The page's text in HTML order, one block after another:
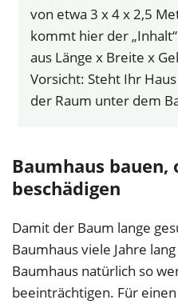
von etwa 3 x 4 x 2,5
kommt hier der
aus Länge x Breite x
Vorsicht: Steht Ihr
der Raum unter dem
Baumhaus bauen,
beschädigen
Damit der Baum lange
Baumhaus viele Jahre
Baumhaus natürlich so
beeinträchtigen. Für